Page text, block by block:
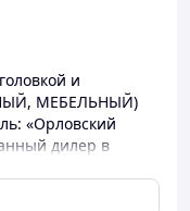
и
дилер в